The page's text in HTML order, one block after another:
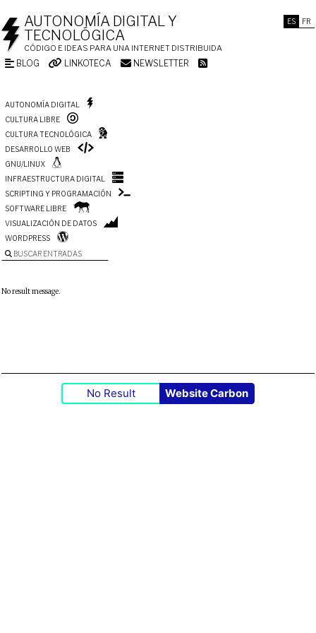
ES FR
AUTONOMÍA DIGITAL Y
TECNOLÓGICA
CÓDIGO E IDEAS PARA UNA INTERNET DISTRIBUIDA
BLOG LINKOTECA NEWSLETTER
AUTONOMÍA DIGITAL
CULTURA LIBRE
CULTURA TECNOLÓGICA
DESARROLLO WEB
GNU/LINUX
INFRAESTRUCTURA DIGITAL
SCRIPTING Y PROGRAMACIÓN
SOFTWARE LIBRE
VISUALIZACIÓN DE DATOS
WORDPRESS
BUSCAR ENTRADAS
No result message.
No Result Website Carbon